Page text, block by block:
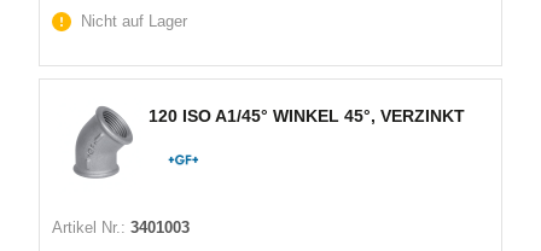
Nicht auf Lager
120 ISO A1/45° WINKEL 45°, VERZINKT
Artikel Nr.: 3401003